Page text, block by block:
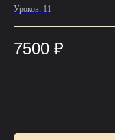
Уроков: 11
7500 ₽